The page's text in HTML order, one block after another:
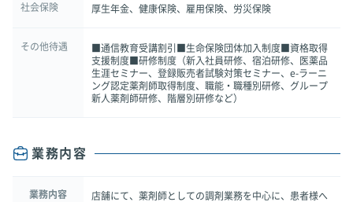
社会保険 厚生年金、健康保険、雇用保険、労災保険
その他待遇
■通信教育受講割引■生命保険団体加入制度■資格取得
支援制度■研修制度（新入社員研修、宿泊研修、医薬品
生涯セミナー、登録販売者試験対策セミナー、e-ラーニ
ング認定薬剤師取得制度、職能・職種別研修、グループ
新人薬剤師研修、階層別研修など）
業務内容
業務内容
店舗にて、薬剤師としての調剤業務を中心に、患者様へ